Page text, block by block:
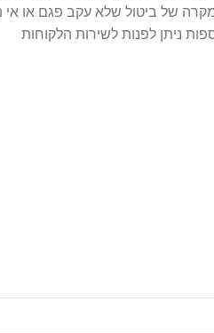
ניתן לפנות לשירות הלקוחות